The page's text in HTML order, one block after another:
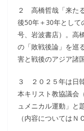
２ 高橋哲哉「来た
後50年＋30年として
号、岩波書店）。高
の「敗戦後論」を巡
害と戦後のアジア諸
３ ２０２５年は日
本キリスト教協議会
ュメニカル運動」と
（内容についてはＮ